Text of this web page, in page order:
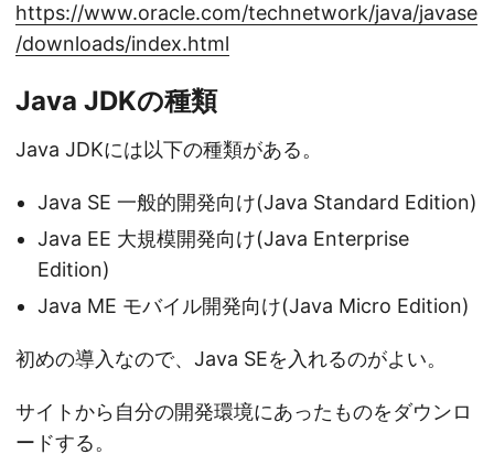
https://www.oracle.com/technetwork/java/javase
/downloads/index.html
Java JDKの種類
Java JDKには以下の種類がある。
Java SE 一般的開発向け(Java Standard Edition)
Java EE 大規模開発向け(Java Enterprise
Edition)
Java ME モバイル開発向け(Java Micro Edition)
初めの導入なので、Java SEを入れるのがよい。
サイトから自分の開発環境にあったものをダウンロ
ードする。